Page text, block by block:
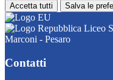
Accetta tutti Salva le
Liceo
Marconi - Pesaro
Contatti